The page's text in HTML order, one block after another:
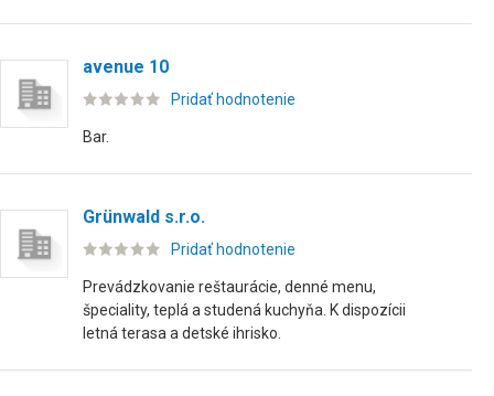
avenue 10
Pridať hodnotenie
Bar.
Grünwald s.r.o.
Pridať hodnotenie
Prevádzkovanie reštaurácie, denné menu,
špeciality, teplá a studená kuchyňa. K dispozícii
letná terasa a detské ihrisko.